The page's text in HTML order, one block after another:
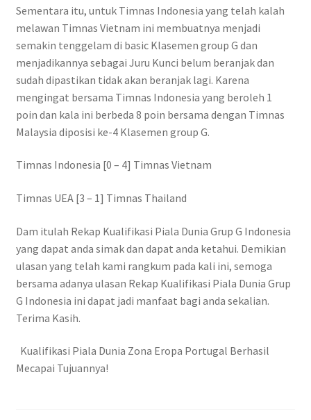
Sementara itu, untuk Timnas Indonesia yang telah kalah
melawan Timnas Vietnam ini membuatnya menjadi
semakin tenggelam di basic Klasemen group G dan
menjadikannya sebagai Juru Kunci belum beranjak dan
sudah dipastikan tidak akan beranjak lagi. Karena
mengingat bersama Timnas Indonesia yang beroleh 1
poin dan kala ini berbeda 8 poin bersama dengan Timnas
Malaysia diposisi ke-4 Klasemen group G.
Timnas Indonesia [0 – 4] Timnas Vietnam
Timnas UEA [3 – 1] Timnas Thailand
Dam itulah Rekap Kualifikasi Piala Dunia Grup G Indonesia
yang dapat anda simak dan dapat anda ketahui. Demikian
ulasan yang telah kami rangkum pada kali ini, semoga
bersama adanya ulasan Rekap Kualifikasi Piala Dunia Grup
G Indonesia ini dapat jadi manfaat bagi anda sekalian.
Terima Kasih.
Kualifikasi Piala Dunia Zona Eropa Portugal Berhasil
Mecapai Tujuannya!